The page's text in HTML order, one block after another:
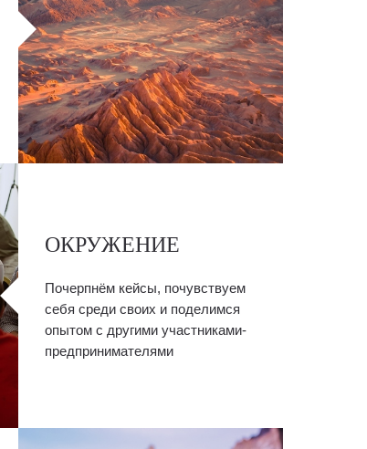
ОКРУЖЕНИЕ
Почерпнём кейсы, почувствуем
себя среди своих и поделимся
опытом с другими участниками-
предпринимателями